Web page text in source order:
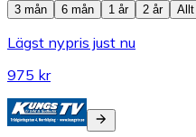
3 mån
6 mån 1 år 2 år Allt
Lägst nypris just nu
975 kr